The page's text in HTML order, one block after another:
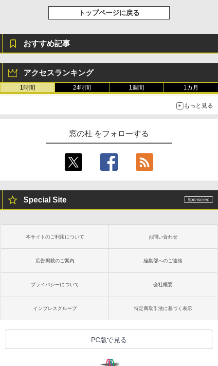
ージ、防水、7インチカラーディスプレ
イ、色調調節ライト、最大8週間持続バッ
テリー、広告無し、ブラック (2025年発
New Amazon Kindle Scribe Colorsoft |
11インチカラーディスプレイ、64GBスト
レージ、ノート機能搭載、明るさ自動調
トップページに戻る
おすすめ記事
アクセスランキング
1時間 24時間 1週間 1カ月
もっと見る
窓の杜 をフォローする
Special Site
本サイトのご利用について お問い合わせ
広告掲載のご案内 編集部へのご連絡
プライバシーについて 会社概要
インプレスグループ 特定商取引法に基づく表示
PC版で見る